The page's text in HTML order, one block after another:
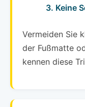
3. Keine
Vermeiden Sie
der Fußmatte
kennen diese